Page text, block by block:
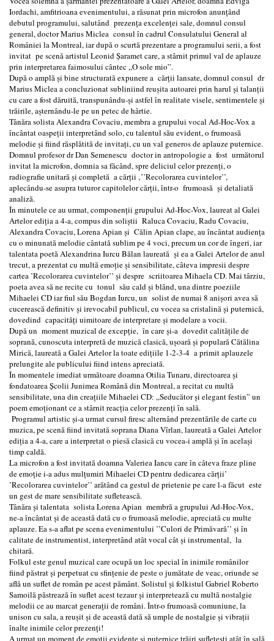
Iordachi, amfitrioana evenimentului, a răsunat prin microfon anunțând
debutul programului, salutând prezența excelenței sale, domnul consul
general, doctor Marius Miclea consul în cadrul Consulatului General al
României la Montreal, iar după o scurtă prezentare a programului serii, a fost
invitat pe scenă artistul Leonid Șaramet care, a stârnit primul val de aplauze
prin interpretarea faimosului cântec „O sole mio”.
După o amplă și bine structurată expunere a cărții lansate, domnul consul dr
Marius Miclea a concluzionat subliniind reușita autoarei prin harul și talanții
cu care a fost dăruită, transpunându-și astfel în realitate visele, sentimentele și
trăirile, așternându-le pe un petec de hârtie.
Tânăra solista Alexandra Covaciu, membra a grupului vocal Ad-Hoc-Vox a
încântat oaspeții interpretând solo, cu talentul său evident, o frumoasă
melodie și fiind răsplătită de invitați, cu un val generos de aplauze puternice.
Domnul profesor dr Dan Semenescu doctor in antropologie a fost următorul
invitat la microfon, domnia sa făcând, spre deliciul celor prezenți, o
radiografie unitară și completă a cărții ‚’’Recolorarea cuvintelor’’,
aplecându-se asupra tuturor capitolelor cărții, într-o frumoasă și detaliată
analiză.
În minutele ce au urmat, componenții grupului Ad-Hoc-Vox, laureat al Galei
Artelor ediția a 4-a, compus din soliștii Raluca Covaciu, Radu Covaciu,
Alexandra Covaciu, Lorena Apian și Călin Apian clape, au încântat audiența
cu o minunată melodie cântată sublim pe 4 voci, precum un cor de îngeri, iar
talentata poetă Alexandrina Iurcu Bălan laureată şi ea a Galei Artelor de anul
trecut, a prezentat cu multă emoție și sensibilitate, câteva impresii despre
cartea ’Recolorarea cuvintelor’’ și despre scriitoarea Mihaela CD. Mai târziu,
poeta avea să ne recite cu tonul său cald și blând, una dintre poeziile
Mihaelei CD iar fiul său Bogdan Iurcu, un solist de numai 8 anișori avea să
cucerească definitiv și irevocabil publicul, cu vocea sa cristalină și puternică,
dovedind capacități uimitoare de interpretare și modelare a vocii.
După un moment muzical de excepție, în care şi-a dovedit calitățile de
soprană, cunoscuta interpretă de muzică clasică, ușoară și populară Cătălina
Mirică, laureată a Galei Artelor la toate edițiile 1-2-3-4 a primit aplauzele
prelungite ale publicului fiind intens apreciată.
În momentele imediat următoare doamna Otilia Tunaru, directoarea și
fondatoarea Școlii Junimea Română din Montreal, a recitat cu multă
sensibilitate, una din creațiile Mihaelei CD: „Seducător și elegant festin” un
poem emoționant ce a stârnit reacția celor prezenți în sală.
Programul artistic și-a urmat cursul firesc alternând prezentările de carte cu
muzica, pe scenă fiind invitată soprana Diana Vîrlan, laureată a Galei Artelor
ediția a 4-a, care a interpretat o piesă clasică cu vocea-i amplă şi în același
timp caldă.
La microfon a fost invitată doamna Valeriea Iancu care în câteva fraze pline
de emoție i-a adus mulțumiri Mihaelei CD pentru dedicarea cărții’
’Recolorarea cuvintelor’’ arătând ca gestul de prietenie pe care l-a făcut este
un gest de mare sensibilitate sufletească.
Tânăra și talentata solista Lorena Apian membră a grupului Ad-Hoc-Vox,
ne-a încântat și de această dată cu o frumoasă melodie, apreciată cu multe
aplauze. Ea s-a aflat pe scena evenimentului ’’Culori de Primăvară’’ și în
calitate de instrumentist, interpretând atât vocal cât și instrumental, la
chitară.
Folkul este genul muzical care ocupă un loc special în inimile românilor
fiind păstrat și perpetuat cu sfințenie de peste o jumătate de veac, oriunde se
află un suflet de român pe acest pământ. Solistul și folkistul Gabriel Roberto
Samoilă păstrează în suflet acest tezaur și interpretează cu multă nostalgie
melodii ce au marcat generații de români. Într-o frumoasă comuniune, la
unison cu sala, a reușit și de această dată să umple de nostalgie și vibrații
înalte inimile celor prezenți!
A urmat un moment de emoții evidente si puternice trăiri sufletești atât în sală